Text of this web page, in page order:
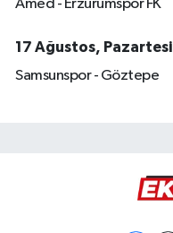
Amed - Erzurumspor FK
17 Ağustos, Pazartesi
Samsunspor - Göztepe